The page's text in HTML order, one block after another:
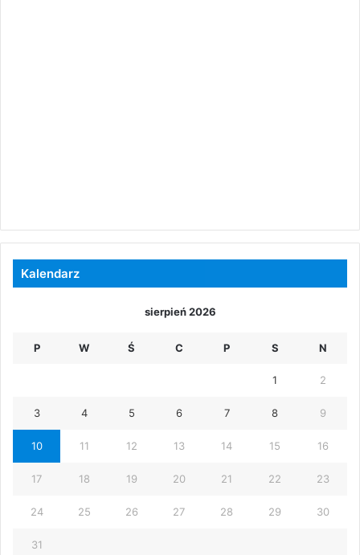
Kalendarz
sierpień 2026
P W Ś C P S N
1 2
3 4 5 6 7 8 9
10 11 12 13 14 15 16
17 18 19 20 21 22 23
24 25 26 27 28 29 30
31